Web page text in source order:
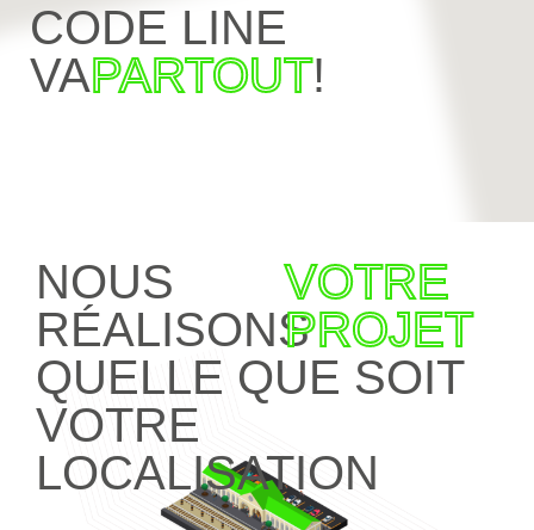
CODE LINE
VAPARTOUT!
NOUS
RÉALISONS
VOTRE
PROJET
QUELLE QUE SOIT
VOTRE
LOCALISATION